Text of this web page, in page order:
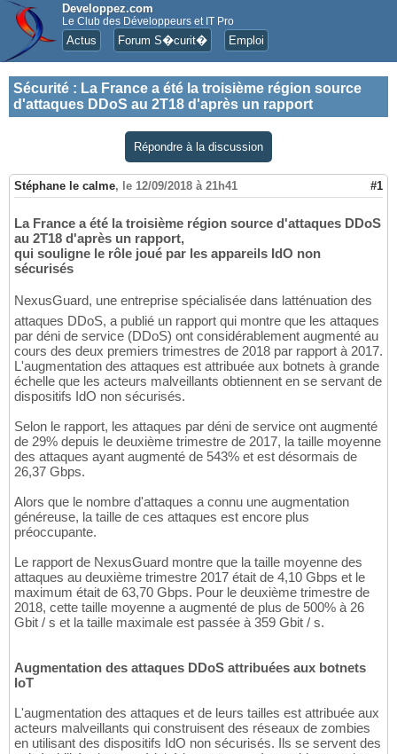
Developpez.com
Le Club des Développeurs et IT Pro
Actus Forum S�curit� Emploi
Sécurité : La France a été la troisième région source
d'attaques DDoS au 2T18 d'après un rapport
Répondre à la discussion
Stéphane le calme, le 12/09/2018 à 21h41 #1
La France a été la troisième région source d'attaques DDoS
au 2T18 d'après un rapport,
qui souligne le rôle joué par les appareils IdO non
sécurisés
NexusGuard, une entreprise spécialisée dans latténuation des
attaques DDoS, a publié un rapport qui montre que les attaques
par déni de service (DDoS) ont considérablement augmenté au
cours des deux premiers trimestres de 2018 par rapport à 2017.
L'augmentation des attaques est attribuée aux botnets à grande
échelle que les acteurs malveillants obtiennent en se servant de
dispositifs IdO non sécurisés.
Selon le rapport, les attaques par déni de service ont augmenté
de 29% depuis le deuxième trimestre de 2017, la taille moyenne
des attaques ayant augmenté de 543% et est désormais de
26,37 Gbps.
Alors que le nombre d'attaques a connu une augmentation
généreuse, la taille de ces attaques est encore plus
préoccupante.
Le rapport de NexusGuard montre que la taille moyenne des
attaques au deuxième trimestre 2017 était de 4,10 Gbps et le
maximum était de 63,70 Gbps. Pour le deuxième trimestre de
2018, cette taille moyenne a augmenté de plus de 500% à 26
Gbit / s et la taille maximale est passée à 359 Gbit / s.
Augmentation des attaques DDoS attribuées aux botnets
IoT
L'augmentation des attaques et de leurs tailles est attribuée aux
acteurs malveillants qui construisent des réseaux de zombies
en utilisant des dispositifs IdO non sécurisés. Ils se servent des